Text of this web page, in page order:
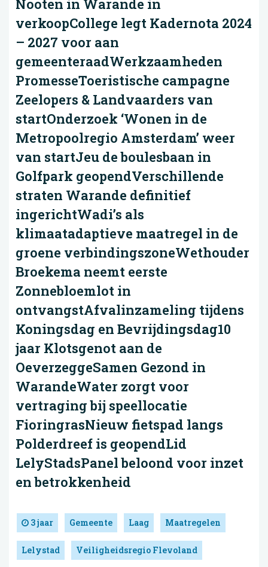
Nooten in Warande in
verkoopCollege legt Kadernota 2024
– 2027 voor aan
gemeenteraadWerkzaamheden
PromesseToeristische campagne
Zeelopers & Landvaarders van
startOnderzoek ‘Wonen in de
Metropoolregio Amsterdam’ weer
van startJeu de boulesbaan in
Golfpark geopendVerschillende
straten Warande definitief
ingerichtWadi’s als
klimaatadaptieve maatregel in de
groene verbindingszoneWethouder
Broekema neemt eerste
Zonnebloemlot in
ontvangstAfvalinzameling tijdens
Koningsdag en Bevrijdingsdag10
jaar Klotsgenot aan de
OeverzeggeSamen Gezond in
WarandeWater zorgt voor
vertraging bij speellocatie
FioringrasNieuw fietspad langs
Polderdreef is geopendLid
LelyStadsPanel beloond voor inzet
en betrokkenheid
3 jaar Gemeente Laag Maatregelen
Lelystad Veiligheidsregio Flevoland